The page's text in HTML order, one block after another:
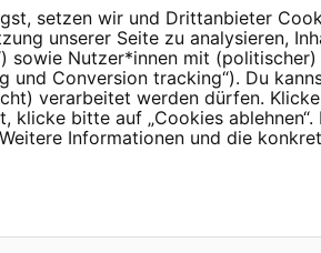
an.
setzen wir und Drittanbieter
unserer Seite zu analysieren,
sowie Nutzer*innen mit
und Conversion tracking“). Du
verarbeitet werden dürfen.
klicke bitte auf „Cookies
Informationen und die